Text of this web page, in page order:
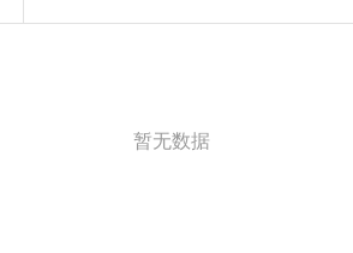
暂无数据